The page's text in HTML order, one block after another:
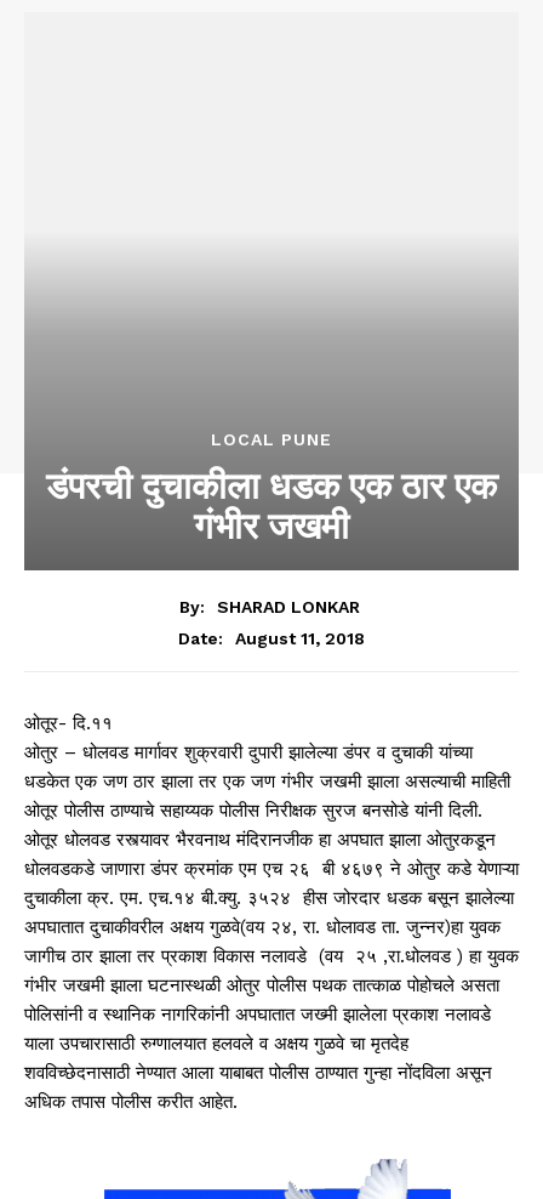
LOCAL PUNE
डंपरची दुचाकीला धडक एक ठार एक
गंभीर जखमी
By:
SHARAD LONKAR
Date:
August 11, 2018
ओतूर- दि.११
ओतुर – धोलवड मार्गावर शुक्रवारी दुपारी झालेल्या डंपर व दुचाकी यांच्या
धडकेत एक जण ठार झाला तर एक जण गंभीर जखमी झाला असल्याची माहिती
ओतूर पोलीस ठाण्याचे सहाय्यक पोलीस निरीक्षक सुरज बनसोडे यांनी दिली.
ओतूर धोलवड रस्त्यावर भैरवनाथ मंदिरानजीक हा अपघात झाला ओतुरकडून
धोलवडकडे जाणारा डंपर क्रमांक एम एच २६ बी ४६७९ ने ओतुर कडे येणाऱ्या
दुचाकीला क्र. एम. एच.१४ बी.क्यु. ३५२४ हीस जोरदार धडक बसून झालेल्या
अपघातात दुचाकीवरील अक्षय गुळवे(वय २४, रा. धोलावड ता. जुन्नर)हा युवक
जागीच ठार झाला तर प्रकाश विकास नलावडे (वय २५ ,रा.धोलवड ) हा युवक
गंभीर जखमी झाला घटनास्थळी ओतुर पोलीस पथक तात्काळ पोहोचले असता
पोलिसांनी व स्थानिक नागरिकांनी अपघातात जख्मी झालेला प्रकाश नलावडे
याला उपचारासाठी रुग्णालयात हलवले व अक्षय गुळवे चा मृतदेह
शवविच्छेदनासाठी नेण्यात आला याबाबत पोलीस ठाण्यात गुन्हा नोंदविला असून
अधिक तपास पोलीस करीत आहेत.